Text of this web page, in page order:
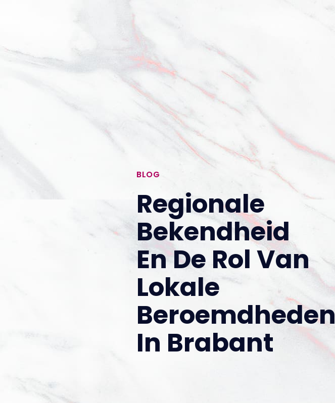
BLOG
Regionale
Bekendheid
En De Rol Van
Lokale
Beroemdheden
In Brabant